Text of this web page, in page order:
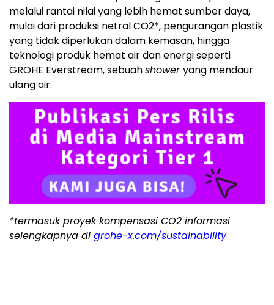
melalui rantai nilai yang lebih hemat sumber daya,
mulai dari produksi netral CO2*, pengurangan plastik
yang tidak diperlukan dalam kemasan, hingga
teknologi produk hemat air dan energi seperti
GROHE Everstream, sebuahshoweryang mendaur
ulang air.
*termasuk proyek kompensasi CO2 informasi
selengkapnya di grohe-x.com/sustainability